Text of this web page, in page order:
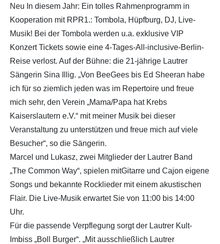
Neu In diesem Jahr: Ein tolles Rahmenprogramm in
Kooperation mit RPR1.: Tombola, Hüpfburg, DJ, Live-
Musik! Bei der Tombola werden u.a. exklusive VIP
Konzert Tickets sowie eine 4-Tages-All-inclusive-Berlin-
Reise verlost. Auf der Bühne: die 21-jährige Lautrer
Sängerin Sina Illig. „Von BeeGees bis Ed Sheeran habe
ich für so ziemlich jeden was im Repertoire und freue
mich sehr, den Verein „Mama/Papa hat Krebs
Kaiserslautern e.V.“ mit meiner Musik bei dieser
Veranstaltung zu unterstützen und freue mich auf viele
Besucher“, so die Sängerin.
Marcel und Lukasz, zwei Mitglieder der Lautrer Band
„The Common Way“, spielen mitGitarre und Cajon eigene
Songs und bekannte Rocklieder mit einem akustischen
Flair. Die Live-Musik erwartet Sie von 11:00 bis 14:00
Uhr.
Für die passende Verpflegung sorgt der Lautrer Kult-
Imbiss „Boll Burger“. „Mit ausschließlich Lautrer